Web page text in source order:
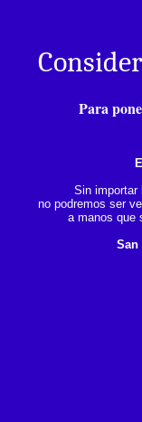
Para
Sin importar
no podremos ser
a manos que
San